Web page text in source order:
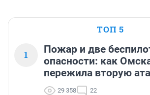
ТОП 5
1
Пожар и две
опасности: как
пережила вторую
29 358 22